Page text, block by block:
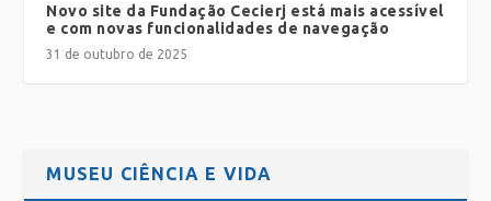
Novo site da Fundação Cecierj está mais acessível
e com novas funcionalidades de navegação
31 de outubro de 2025
MUSEU CIÊNCIA E VIDA